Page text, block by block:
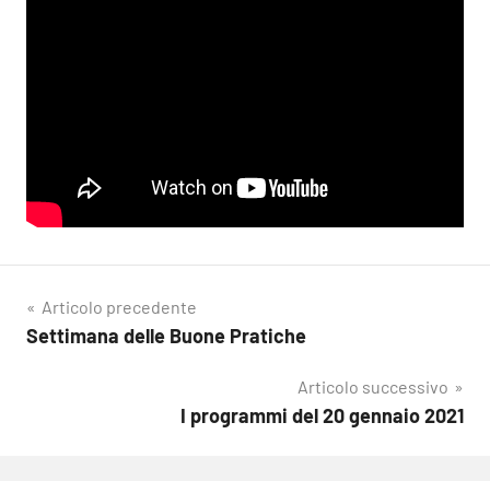
Navigazione
articoli
Articolo precedente
Settimana delle Buone Pratiche
Articolo successivo
I programmi del 20 gennaio 2021